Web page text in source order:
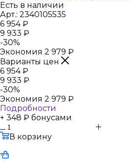
Есть в наличии
Арт.: 2340105535
6 954₽
9 933 ₽
-30%
Экономия 2 979 ₽
Варианты цен
6 954₽
9 933 ₽
-30%
Экономия 2 979 ₽
Подробности
+ 348 ₽ бонусами
В корзину